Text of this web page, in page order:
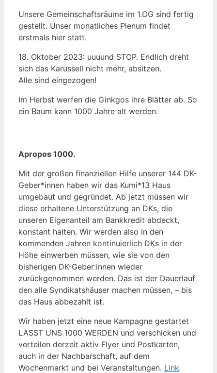
Unsere Gemeinschaftsräume im 1.OG sind fertig
gestellt. Unser monatliches Plenum findet
erstmals hier statt.
18. Oktober 2023: uuuund STOP. Endlich dreht
sich das Karussell nicht mehr, absitzen.
Alle sind eingezogen!
Im Herbst werfen die Ginkgos ihre Blätter ab. So
ein Baum kann 1000 Jahre alt werden.
Apropos 1000.
Mit der großen finanziellen Hilfe unserer 144 DK-
Geber*innen haben wir das Kumi*13 Haus
umgebaut und gegründet. Ab jetzt müssen wir
diese erhaltene Unterstützung an DKs, die
unseren Eigenanteil am Bankkredit abdeckt,
konstant halten. Wir werden also in den
kommenden Jahren kontinuierlich DKs in der
Höhe einwerben müssen, wie sie von den
bisherigen DK-Geber:innen wieder
zurückgenommen werden. Das ist der Dauerlauf
den alle Syndikatshäuser machen müssen, – bis
das Haus abbezahlt ist.
Wir haben jetzt eine neue Kampagne gestartet
LASST UNS 1000 WERDEN und verschicken und
verteilen derzeit aktiv Flyer und Postkarten,
auch in der Nachbarschaft, auf dem
Wochenmarkt und bei Veranstaltungen. Link